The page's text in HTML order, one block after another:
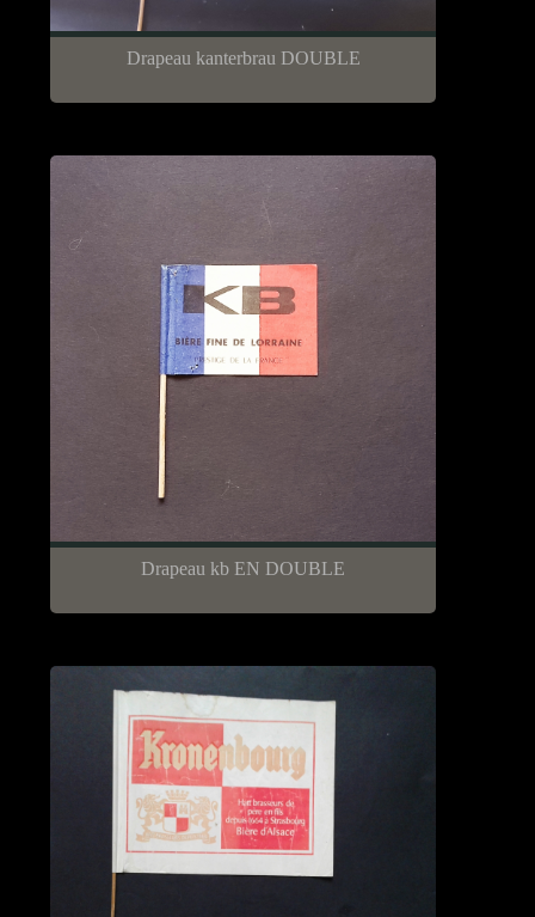
Drapeau kanterbrau DOUBLE
Drapeau kb EN DOUBLE